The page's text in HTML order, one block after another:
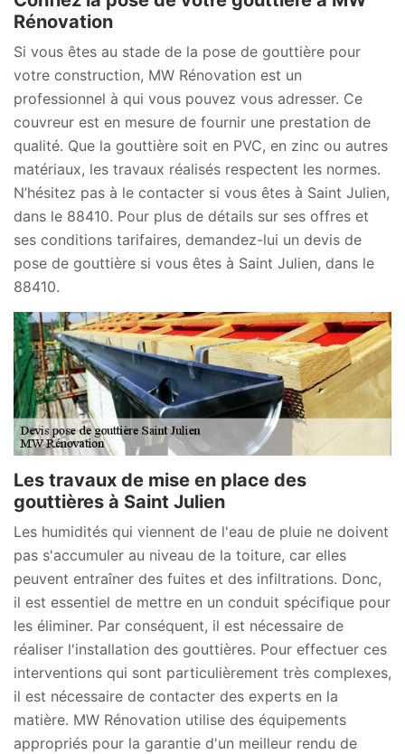
Rénovation
Si vous êtes au stade de la pose de gouttière pour
votre construction, MW Rénovation est un
professionnel à qui vous pouvez vous adresser. Ce
couvreur est en mesure de fournir une prestation de
qualité. Que la gouttière soit en PVC, en zinc ou autres
matériaux, les travaux réalisés respectent les normes.
N’hésitez pas à le contacter si vous êtes à Saint Julien,
dans le 88410. Pour plus de détails sur ses offres et
ses conditions tarifaires, demandez-lui un devis de
pose de gouttière si vous êtes à Saint Julien, dans le
88410.
Les travaux de mise en place des
gouttières à Saint Julien
Les humidités qui viennent de l'eau de pluie ne doivent
pas s'accumuler au niveau de la toiture, car elles
peuvent entraîner des fuites et des infiltrations. Donc,
il est essentiel de mettre en un conduit spécifique pour
les éliminer. Par conséquent, il est nécessaire de
réaliser l'installation des gouttières. Pour effectuer ces
interventions qui sont particulièrement très complexes,
il est nécessaire de contacter des experts en la
matière. MW Rénovation utilise des équipements
appropriés pour la garantie d'un meilleur rendu de